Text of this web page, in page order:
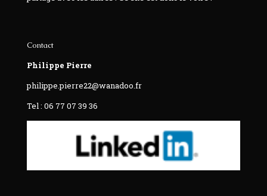
Contact
Philippe Pierre
philippe.pierre22@wanadoo.fr
Tel : 06 77 07 39 36‬